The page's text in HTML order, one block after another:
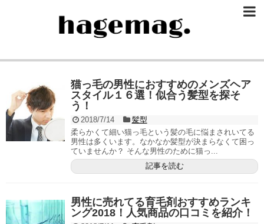
猫っ毛の男性におすすめのメンズヘア
スタイル１６選！似合う髪型を探そ
う！
2018/7/14
髪型
柔らかくて細い猫っ毛という髪の毛に悩まされいてる
男性は多くいます。なかなか髪型が決まらなくて困っ
ていませんか？ そんな男性のために猫っ...
記事を読む
男性に売れてる育毛剤おすすめランキ
ング2018！人気商品の口コミを紹介！